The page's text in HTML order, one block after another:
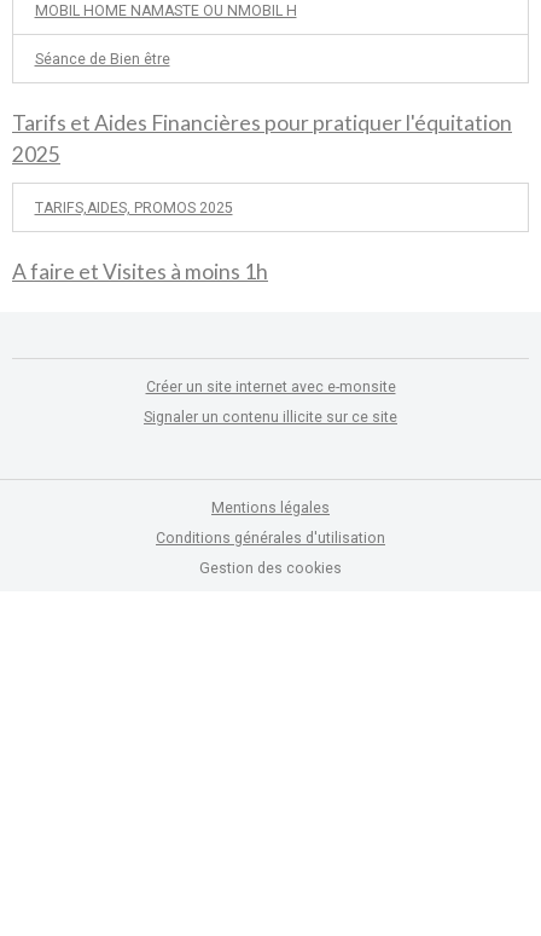
MOBIL HOME NAMASTE OU NMOBIL H
Séance de Bien être
Tarifs et Aides Financières pour pratiquer l'équitation
2025
TARIFS,AIDES, PROMOS 2025
A faire et Visites à moins 1h
Créer un site internet avec e-monsite
Signaler un contenu illicite sur ce site
Mentions légales
Conditions générales d'utilisation
Gestion des cookies